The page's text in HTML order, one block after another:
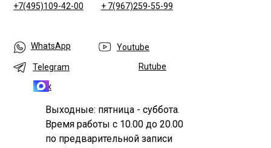
+ 7(967)259-55-99
WhatsApp
Telegram
Max
+7(495)109-42-00
Youtube
Rutube
Выходные: пятница - суббота.
Время работы с 10.00 до 20.00
по предварительной записи